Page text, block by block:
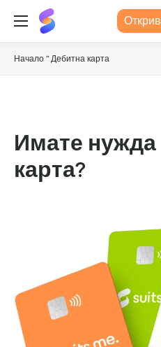
Suits
Me®
Начало "Дебитна карта
Имате нужда
карта?